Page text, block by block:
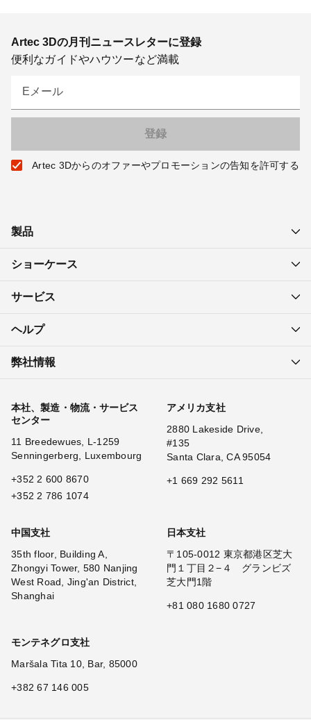
Artec 3Dの月刊ニュースレターに登録
便利なガイドやハウツーなど満載
Eメール
Artec 3Dからのオファーやプロモーションの告知を許可する
製品
ショーケース
サービス
ヘルプ
弊社情報
本社、製造・物流・サービス
センター
11 Breedewues, L-1259
Senningerberg, Luxembourg
+352 2 600 8670
+352 2 786 1074
アメリカ支社
2880 Lakeside Drive,
#135
Santa Clara, CA 95054
+1 669 292 5611
中国支社
35th floor, Building A,
Zhongyi Tower, 580 Nanjing
West Road, Jing'an District,
Shanghai
日本支社
〒105-0012 東京都港区芝大
門１丁目２−４ グランビズ
芝大門1階
+81 080 1680 0727
モンテネグロ支社
Maršala Tita 10, Bar, 85000
+382 67 146 005